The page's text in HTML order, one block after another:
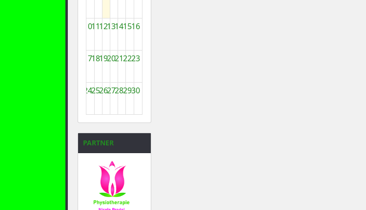
10111213141516
17181920212223
24252627282930
31 1 2 3 4 5 6
PARTNER